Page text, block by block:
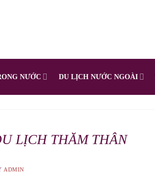
NƯỚC DU LỊCH NƯỚC NGOÀI
LỊCH THĂM THÂN
ADMIN